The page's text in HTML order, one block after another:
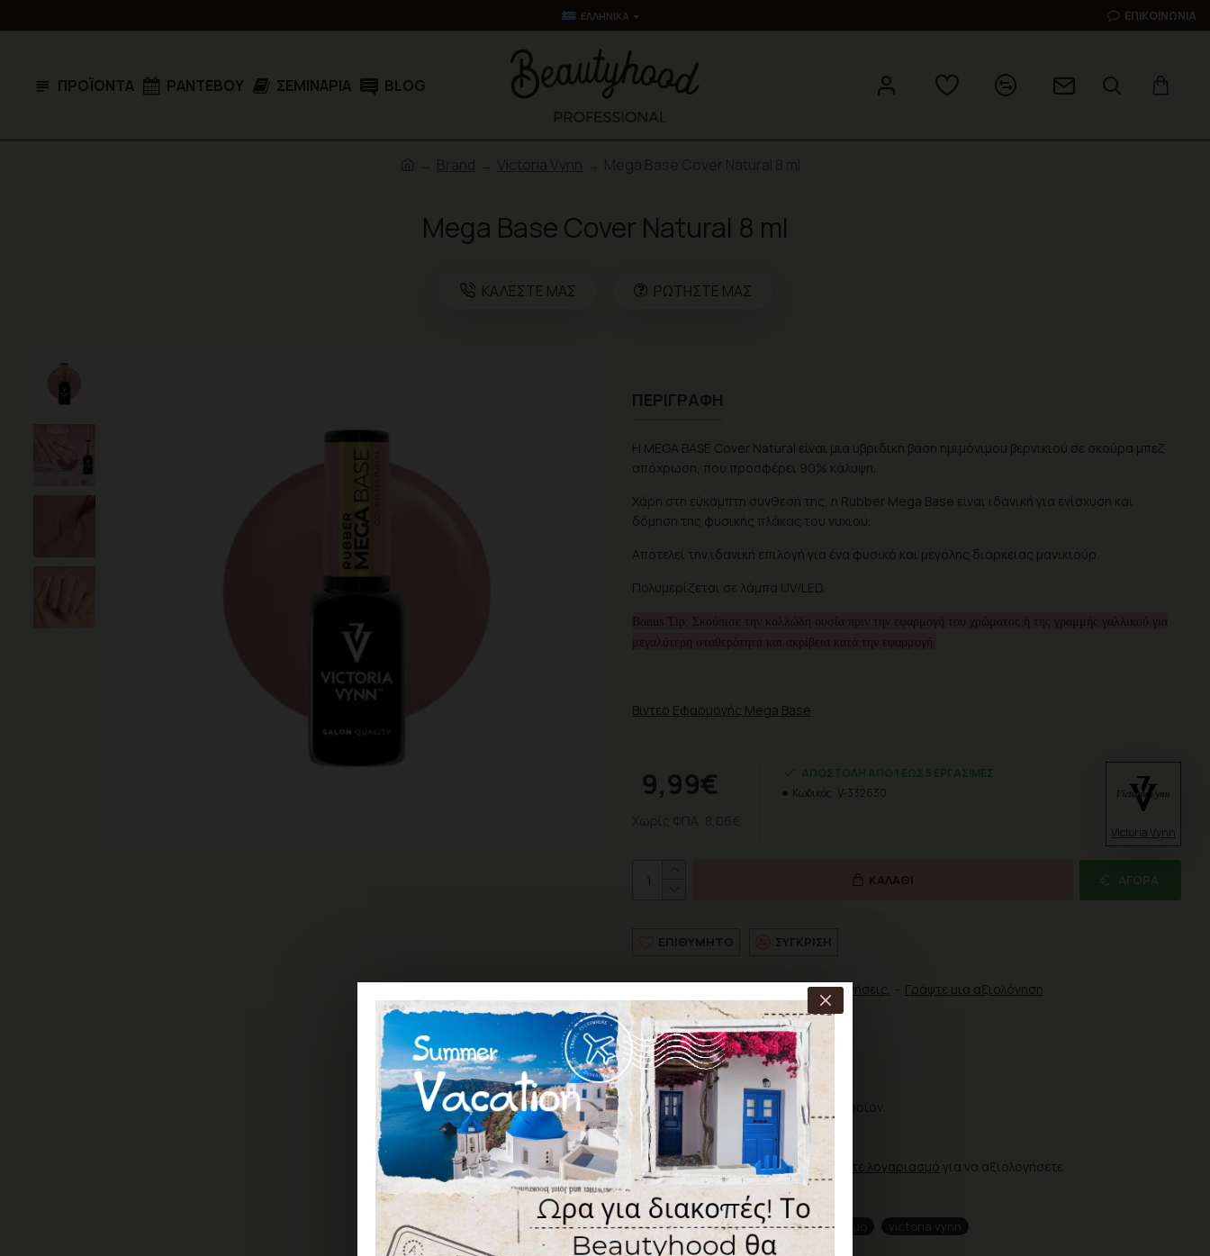
ΕΛΛΗΝΙΚΆ ΕΠΙΚΟΙΝΩΝΊΑ
ΠΡΟΪΌΝΤΑ ΡΑΝΤΕΒΟΎ ΣΕΜΙΝΆΡΙΑ BLOG
Mega Base Cover Natural 8 ml
ΚΑΛΈΣΤΕ ΜΑΣ ΡΩΤΉΣΤΕ ΜΑΣ
ΠΕΡΙΓΡΑΦΉ
Η MEGA BASE Cover Natural είναι μια υβριδική βάση ημιμόνιμου βερνικιού σε σκούρα μπεζ
απόχρωση, που προσφέρει 90% κάλυψη.
Χάρη στη εύκαμπτη σύνθεσή της, η Rubber Mega Base είναι ιδανική για ενίσχυση και
δόμηση της φυσικής πλάκας του νυχιού.
Αποτελεί την ιδανική επιλογή για ένα φυσικό και μεγάλης διάρκειας μανικιούρ.
Πολυμερίζεται σε λάμπα UV/LED.
Bonus Tip: Σκούπισε την κολλώδη ουσία πριν την εφαρμογή του χρώματος ή της γραμμής γαλλικού για
μεγαλύτερη σταθερότητα και ακρίβεια κατά την εφαρμογή.
Βίντεο Εφαρμογής Mega Base
Σύμφωνα με 0 αξιολογήσεις. - Γράψτε μια αξιολόγηση
9,99€
ΑΠΟΣΤΟΛΉ ΑΠΌ 1 ΈΩΣ 5 ΕΡΓΆΣΙΜΕΣ
Κωδικός: V-332630
Victoria Vynn
ΚΑΛΆΘΙ ΑΓΟΡΆ
ΕΠΙΘΥΜΗΤΌ ΣΎΓΚΡΙΣΗ
ΑΞΙΟΛΌΓΗΣΗ
Δεν υπάρχουν αξιολογήσεις για το προϊόν.
ΓΡΆΨΤΕ ΜΙΑ ΑΞΙΟΛΌΓΗΣΗ
Παρακαλώσυνδεθείτεήδημιουργήστε λογαριασμό για να αξιολογήσετε
Ετικέτες: rubber base ημιμόνιμο victoria vynn